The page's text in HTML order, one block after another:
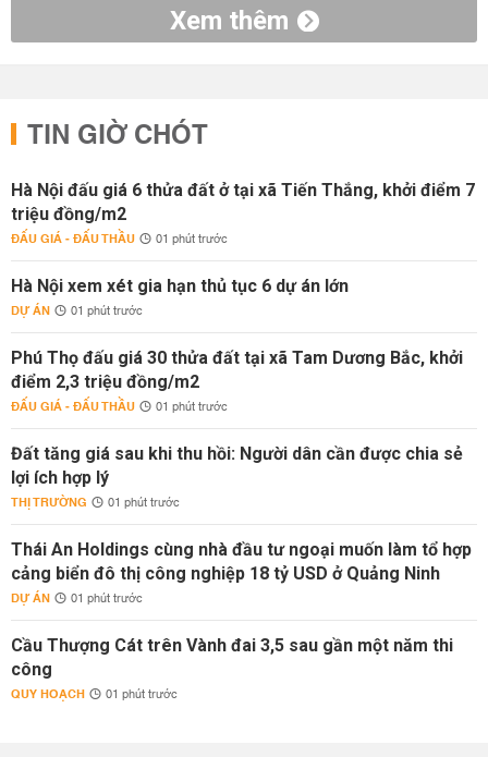
Xem thêm
TIN GIỜ CHÓT
Hà Nội đấu giá 6 thửa đất ở tại xã Tiến Thắng, khởi điểm 7
triệu đồng/m2
ĐẤU GIÁ - ĐẤU THẦU 01 phút trước
Hà Nội xem xét gia hạn thủ tục 6 dự án lớn
DỰ ÁN 01 phút trước
Phú Thọ đấu giá 30 thửa đất tại xã Tam Dương Bắc, khởi
điểm 2,3 triệu đồng/m2
ĐẤU GIÁ - ĐẤU THẦU 01 phút trước
Đất tăng giá sau khi thu hồi: Người dân cần được chia sẻ
lợi ích hợp lý
THỊ TRƯỜNG 01 phút trước
Thái An Holdings cùng nhà đầu tư ngoại muốn làm tổ hợp
cảng biển đô thị công nghiệp 18 tỷ USD ở Quảng Ninh
DỰ ÁN 01 phút trước
Cầu Thượng Cát trên Vành đai 3,5 sau gần một năm thi
công
QUY HOẠCH 01 phút trước